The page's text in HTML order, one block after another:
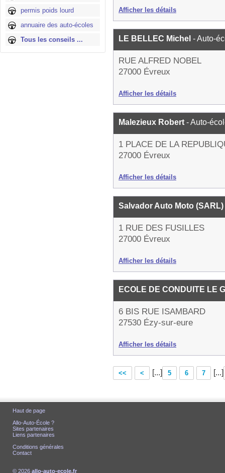
permis poids lourd
annuaire des auto-écoles
Tous les conseils ...
Afficher les détails
LE BELLEC Michel - Auto-
RUE ALFRED NOBEL
27000 Évreux
Afficher les détails
Malezieux Robert - Auto-
1 PLACE DE LA
27000 Évreux
Afficher les détails
Salvador Auto Moto (SARL)
1 RUE DES FUSILLES
27000 Évreux
Afficher les détails
ECOLE DE CONDUITE LE
6 BIS RUE ISAMBARD
27530 Ézy-sur-eure
Afficher les détails
<< < [...] 5 6 7 [...]
Haut de page
Allo-Auto-École ?
Sites partenaires
Liens partenaires
Conditions générales
Contact
© 2026 allo-auto-ecole.fr